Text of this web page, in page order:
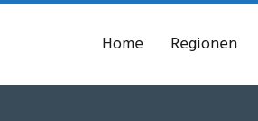
Home Regionen